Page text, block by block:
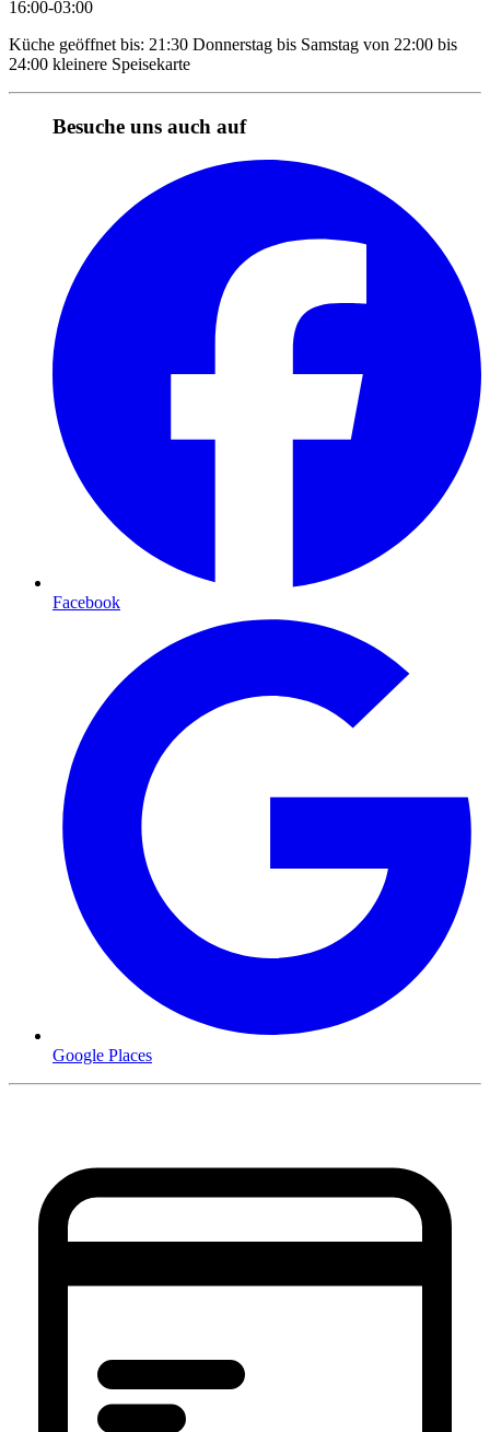
16:00-03:00
Küche geöffnet bis: 21:30 Donnerstag bis Samstag von 22:00 bis
24:00 kleinere Speisekarte
Besuche uns auch auf
Facebook
Google Places